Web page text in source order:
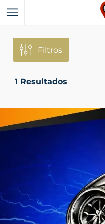
Filtros
1 Resultados